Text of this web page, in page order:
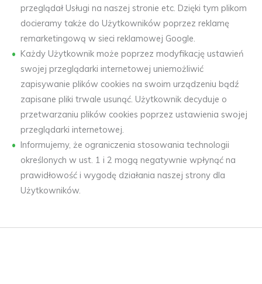
przeglądał Usługi na naszej stronie etc. Dzięki tym plikom
docieramy także do Użytkowników poprzez reklamę
remarketingową w sieci reklamowej Google.
Każdy Użytkownik może poprzez modyfikację ustawień
swojej przeglądarki internetowej uniemożliwić
zapisywanie plików cookies na swoim urządzeniu bądź
zapisane pliki trwale usunąć. Użytkownik decyduje o
przetwarzaniu plików cookies poprzez ustawienia swojej
przeglądarki internetowej.
Informujemy, że ograniczenia stosowania technologii
określonych w ust. 1 i 2 mogą negatywnie wpłynąć na
prawidłowość i wygodę działania naszej strony dla
Użytkowników.